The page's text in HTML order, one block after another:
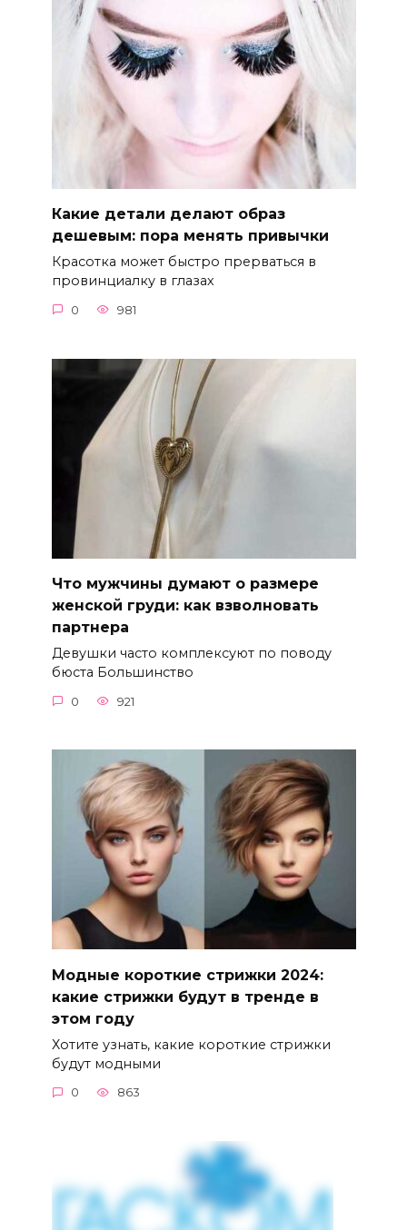
Какие детали делают образ
дешевым: пора менять привычки
Красотка может быстро прерваться в
провинциалку в глазах
0 981
Что мужчины думают о размере
женской груди: как взволновать
партнера
Девушки часто комплексуют по поводу
бюста Большинство
0 921
Модные короткие стрижки 2024:
какие стрижки будут в тренде в
этом году
Хотите узнать, какие короткие стрижки
будут модными
0 863